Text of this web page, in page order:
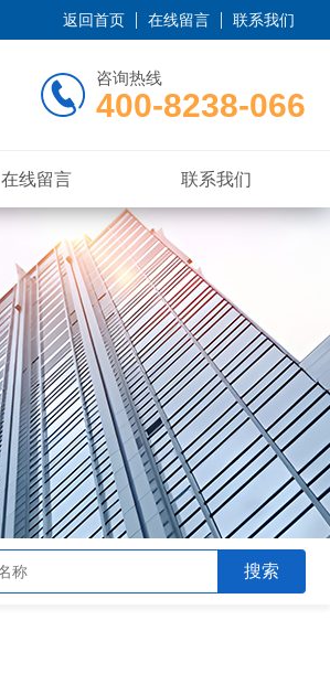
返回首页 在线留言 联系我们
咨询热线
400-8238-066
在线留言 联系我们